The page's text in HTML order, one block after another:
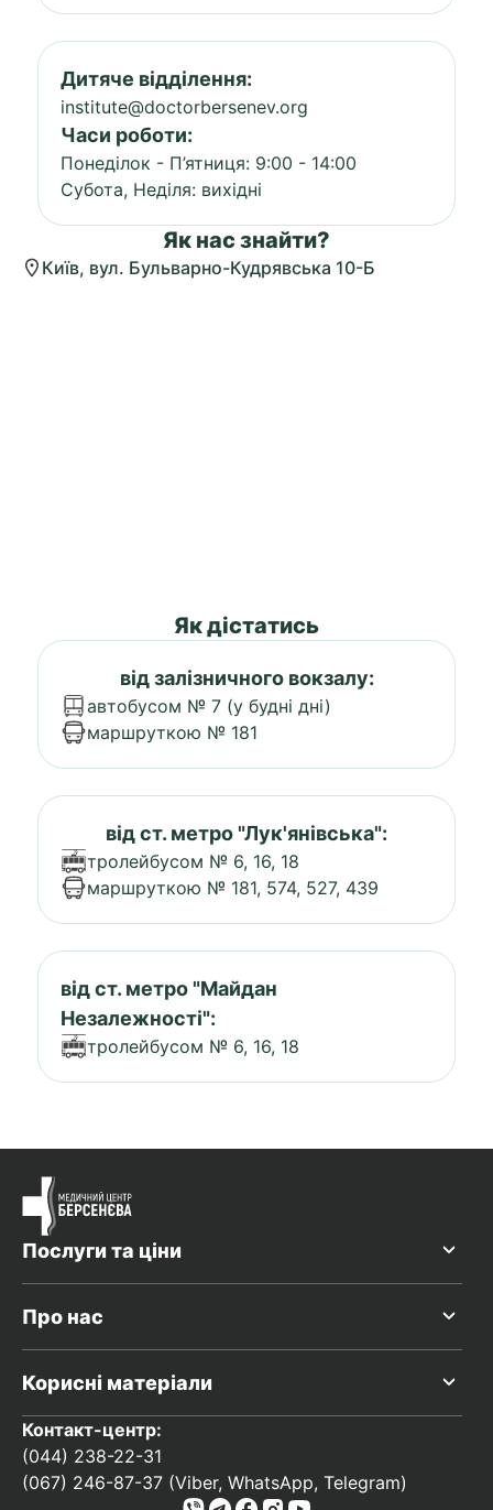
Дитяче відділення:
institute@doctorbersenev.org
Часи роботи:
Понеділок - П’ятниця: 9:00 - 14:00
Субота, Неділя: вихідні
Як нас знайти?
Київ, вул. Бульварно-Кудрявська 10-Б
Як дістатись
від залізничного вокзалу:
автобусом № 7 (у будні дні)
маршруткою № 181
від ст. метро "Лук'янівська":
тролейбусом № 6, 16, 18
маршруткою № 181, 574, 527, 439
від ст. метро "Майдан
Незалежності":
тролейбусом № 6, 16, 18
Послуги та ціни
Про нас
Корисні матеріали
Контакт-центр:
(044) 238-22-31
(067) 246-87-37 (Viber, WhatsApp, Telegram)